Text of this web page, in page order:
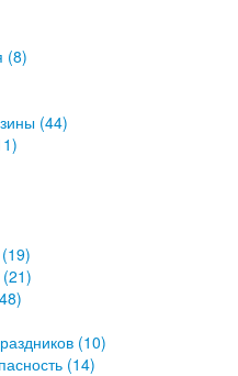
(8)
(44)
(10)
(14)